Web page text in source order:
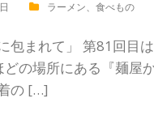
ラーメン、 食べもの
包まれて」 第81回目
の場所にある『麺屋
の […]